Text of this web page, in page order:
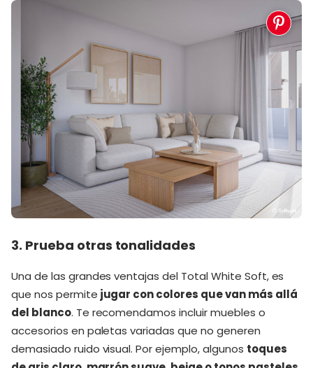
3. Prueba otras tonalidades
Una de las grandes ventajas del Total White Soft, es
que nos permite jugar con colores que van más allá
del blanco. Te recomendamos incluir muebles o
accesorios en paletas variadas que no generen
demasiado ruido visual. Por ejemplo, algunos toques